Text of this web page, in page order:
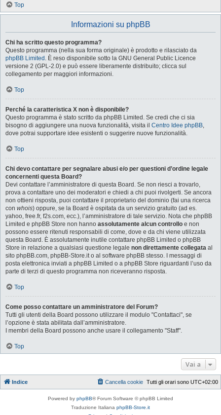
Top
Informazioni su phpBB
Chi ha scritto questo programma?
Questo programma (nella sua forma originale) è prodotto e rilasciato da
phpBB Limited . È reso disponibile sotto la GNU General Public Licence
versione 2 (GPL-2.0) e può essere liberamente distribuito; clicca sul
collegamento per maggiori informazioni.
Top
Perché la caratteristica X non è disponibile?
Questo programma è stato scritto da phpBB Limited. Se credi che ci sia
bisogno di aggiungere una nuova funzionalità, visita il Centro Idee phpBB,
dove potrai supportare idee esistenti o suggerire nuove funzionalità.
Top
Chi devo contattare per segnalare abusi e/o per questioni d’ordine legale
concernenti questa Board?
Devi contattare l’amministratore di questa Board. Se non riesci a trovarlo,
prova a contattare uno dei moderatori e chiedi a chi puoi rivolgerti. Se ancora
non ottieni risposta, puoi contattare il proprietario del dominio (fai una ricerca
con whois) oppure, se la Board è ospitata da un servizio gratuito (ad es.
yahoo, free.fr, f2s.com, ecc.), l’amministratore di tale servizio. Nota che phpBB
Limited e phpBB Store non hanno assolutamente alcun controllo e non
possono essere ritenuti responsabili di come, dove e da chi viene utilizzata
questa Board. È assolutamente inutile contattare phpBB Limited o phpBB
Store in relazione a qualsiasi questione legale non direttamente collegata al
sito phpBB.com, phpBB-Store.it o al software phpBB stesso. I messaggi di
posta elettronica inviati a phpBB Limited o a phpBB Store riguardanti l’uso da
parte di terzi di questo programma non riceveranno risposta.
Top
Come posso contattare un amministratore del Forum?
Tutti gli utenti della Board possono utilizzare il modulo "Contattaci", se
l’opzione è stata abilitata dall’amministratore.
I membri della Board possono anche usare il collegamento "Staff".
Top
Vai a
Indice Tutti gli orari sono UTC+02:00
Cancella cookie
Powered by phpBB® Forum Software © phpBB Limited
Traduzione Italiana phpBB-Store.it